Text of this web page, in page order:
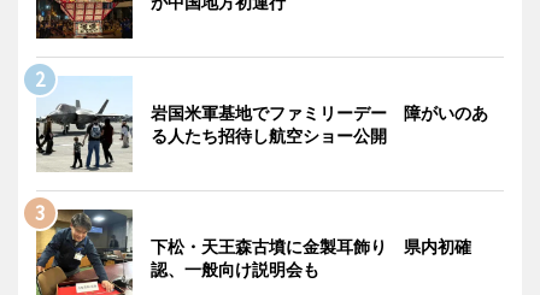
岩国米軍基地でファミリーデー 障がいのあ
る人たち招待し航空ショー公開
下松・天王森古墳に金製耳飾り 県内初確
認、一般向け説明会も